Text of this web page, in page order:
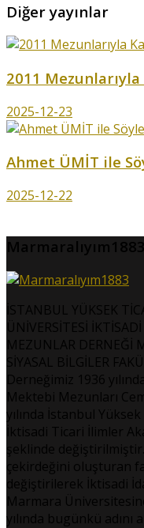
Diğer yayınlar
2011 Mezunlarıyla
2025-12-23
Ahmet ÜMİT ile
2025-12-22
Marmaralıyım1883
İSTANBUL YÜKSEK
ÜNİVERSİTESİ
MEZUNLAR DERNEĞİ
SİYASAL BİLGİLER
Derneğimiz 1936
Mektebi Mezunları
yılında İstanbul
İktisadi Ticari İlimler
şeklinde
çekirdeğini oluşturan
değiştirilerek İktisadi
Marmara
yılında bugünkü adını